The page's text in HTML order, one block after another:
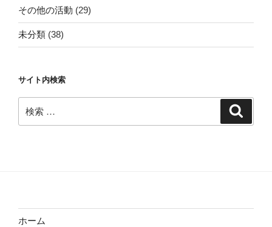
その他の活動 (29)
未分類 (38)
サイト内検索
索:
ホーム